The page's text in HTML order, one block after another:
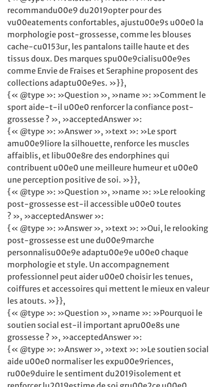
recommandu00e9 du2019opter pour des
vu00eatements confortables, ajustu00e9s u00e0 la
morphologie post-grossesse, comme les blouses
cache-cu0153ur, les pantalons taille haute et des
tissus doux. Des marques spu00e9cialisu00e9es
comme Envie de Fraises et Seraphine proposent des
collections adaptu00e9es. »}},
{« @type »: »Question », »name »: »Comment le
sport aide-t-il u00e0 renforcer la confiance post-
grossesse ? », »acceptedAnswer »:
{« @type »: »Answer », »text »: »Le sport
amu00e9liore la silhouette, renforce les muscles
affaiblis, et libu00e8re des endorphines qui
contribuent u00e0 une meilleure humeur et u00e0
une perception positive de soi. »}},
{« @type »: »Question », »name »: »Le relooking
post-grossesse est-il accessible u00e0 toutes
? », »acceptedAnswer »:
{« @type »: »Answer », »text »: »Oui, le relooking
post-grossesse est une du00e9marche
personnalisu00e9e adaptu00e9e u00e0 chaque
morphologie et style. Un accompagnement
professionnel peut aider u00e0 choisir les tenues,
coiffures et accessoires qui mettent le mieux en valeur
les atouts. »}},
{« @type »: »Question », »name »: »Pourquoi le
soutien social est-il important apru00e8s une
grossesse ? », »acceptedAnswer »:
{« @type »: »Answer », »text »: »Le soutien social
aide u00e0 normaliser les expu00e9riences,
ru00e9duire le sentiment du2019isolement et